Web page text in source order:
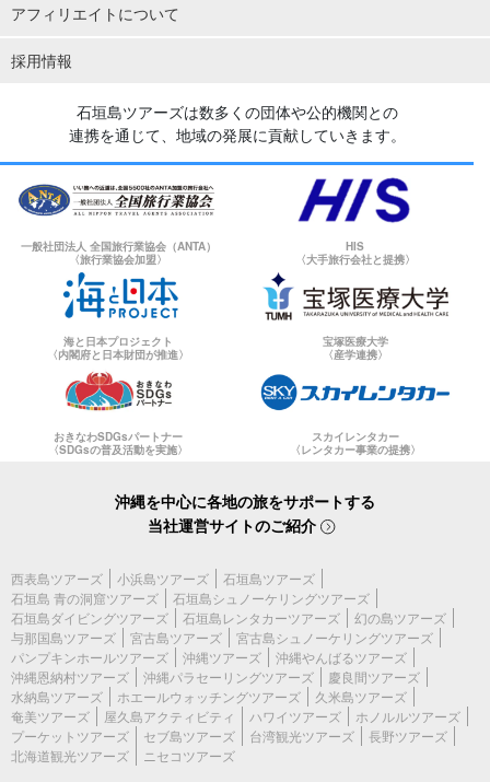
アフィリエイトについて
採用情報
石垣島ツアーズは数多くの団体や公的機関との
連携を通じて、地域の発展に貢献していきます。
一般社団法人 全国旅行業協会（ANTA）
〈旅行業協会加盟〉
HIS
〈大手旅行会社と提携〉
海と日本プロジェクト
〈内閣府と日本財団が推進〉
宝塚医療大学
〈産学連携〉
おきなわSDGsパートナー
〈SDGsの普及活動を実施〉
スカイレンタカー
〈レンタカー事業の提携〉
沖縄を中心に各地の旅をサポートする
当社運営サイトのご紹介
西表島ツアーズ 小浜島ツアーズ
石垣島ツアーズ
石垣島 青の洞窟ツアーズ
石垣島シュノーケリングツアーズ
石垣島ダイビングツアーズ
石垣島レンタカーツアーズ
幻の島ツアーズ
与那国島ツアーズ
宮古島ツアーズ
宮古島シュノーケリングツアーズ
パンプキンホールツアーズ
沖縄ツアーズ
沖縄やんばるツアーズ
沖縄恩納村ツアーズ
沖縄パラセーリングツアーズ
慶良間ツアーズ
水納島ツアーズ
ホエールウォッチングツアーズ
久米島ツアーズ
奄美ツアーズ
屋久島アクティビティ ハワイツアーズ
ホノルルツアーズ
プーケットツアーズ
セブ島ツアーズ 台湾観光ツアーズ
長野ツアーズ
北海道観光ツアーズ
ニセコツアーズ